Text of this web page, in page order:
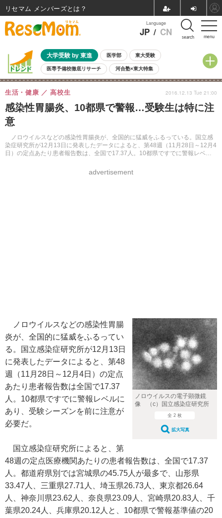
menu
Language
JP / CN search
大学受験 by 東進 医学部 東大受験
医専予備校徹底リサーチ 河合塾×東大特集
親子で考える大学選び 高校受験 中学受験 小学校受験
共通テスト 夏休み
8月開催イベント・WS 全国公立高校 過去問 人気記事
自由研究教材（小学生向け）
感染性胃腸炎、10都県で警報…受験生は特に注
意
ノロウイルスなどの感染性胃腸炎が、全国的に猛威をふるっている。国立感
染症研究所が12月13日に発表したデータによると、第48週（11月28日～12月4
日）の定点あたり患者報告数は、全国で17.37人。10都県ですでに警報レベル
生活・健康 高校生
advertisement
2016.12.13 Tue 21:00
ノロウイルスの電子顕微鏡
像 （c）国立感染症研究所
全 2 枚
拡大写真
ノロウイルスなどの感染性胃腸
炎が、全国的に猛威をふるってい
る。国立感染症研究所が12月13日
に発表したデータによると、第48
週（11月28日～12月4日）の定点
あたり患者報告数は全国で17.37
人。10都県ですでに警報レベルに
あり、受験シーズンを前に注意が
必要だ。
国立感染症研究所によると、第
48週の定点医療機関あたりの患者報告数は、全国で17.37
人。都道府県別では宮城県の45.75人が最多で、山形県
33.47人、三重県27.71人、埼玉県26.73人、東京都26.64
人、神奈川県23.62人、奈良県23.09人、宮崎県20.83人、千
葉県20.24人、兵庫県20.12人と、10都県で警報基準値の20
リセマム メンバーズ